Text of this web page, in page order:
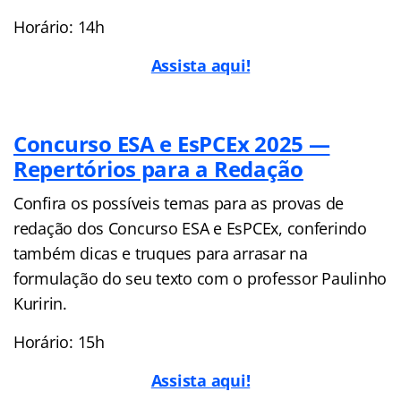
Horário: 14h
Assista aqui!
Concurso ESA e EsPCEx 2025 —
Repertórios para a Redação
Confira os possíveis temas para as provas de
redação dos Concurso ESA e EsPCEx, conferindo
também dicas e truques para arrasar na
formulação do seu texto com o professor Paulinho
Kuririn.
Horário: 15h
Assista aqui!